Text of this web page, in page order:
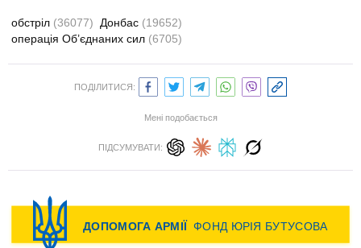
обстріл (36077) Донбас (19652)
операція Об’єднаних сил (6705)
ПОДІЛИТИСЯ:
Мені подобається
ПІДСУМУВАТИ: